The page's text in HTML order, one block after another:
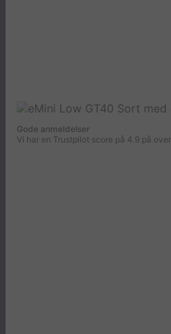
Gode anmeldelser
Vi har en Trustpilot score på 4.9 på